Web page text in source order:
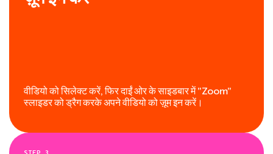
वीडियो को सिलेक्ट करें, फिर दाईं ओर के साइडबार में "Zoom"
स्लाइडर को ड्रैग करके अपने वीडियो को ज़ूम इन करें।